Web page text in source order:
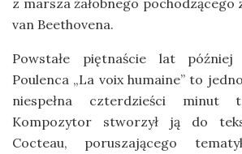
van Beethovena.
Powstałe piętnaście lat później
Poulenca „La voix humaine” to
niespełna czterdzieści minut
Kompozytor stworzył ją do
Cocteau, poruszającego